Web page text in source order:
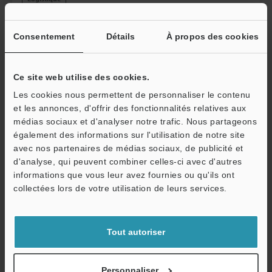
Consentement Détails À propos des cookies
Ce site web utilise des cookies.
Les cookies nous permettent de personnaliser le contenu
et les annonces, d'offrir des fonctionnalités relatives aux
médias sociaux et d'analyser notre trafic. Nous partageons
également des informations sur l'utilisation de notre site
avec nos partenaires de médias sociaux, de publicité et
d'analyse, qui peuvent combiner celles-ci avec d'autres
informations que vous leur avez fournies ou qu'ils ont
collectées lors de votre utilisation de leurs services.
Tout autoriser
Personnaliser
permet de déterminer la position réelle des cibles à
partir des différences de hauteur, impossibles à
déceler sur une image en 2D.
Il est possible de détecter des creux et rayures sur
couleur et de son degré de brillance. L’acquisition